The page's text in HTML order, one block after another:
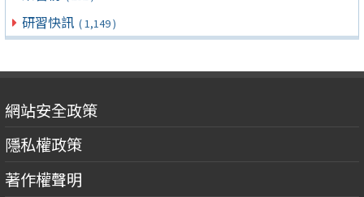
研習快訊 ( 1,149 )
網站安全政策
隱私權政策
著作權聲明